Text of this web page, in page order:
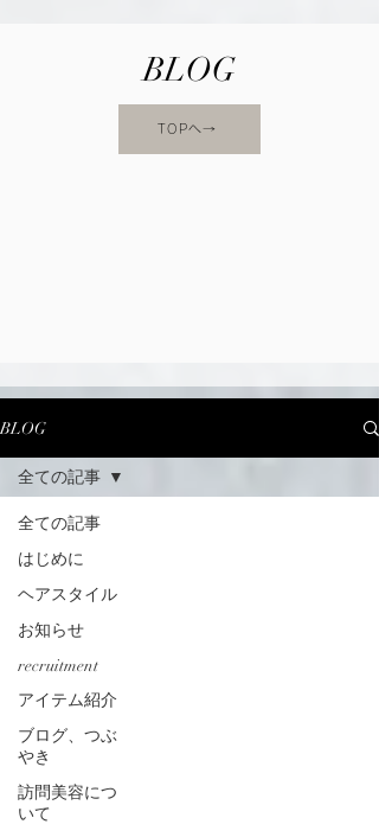
BLOG
TOPへ→
BLOG
全ての記事
はじめに
ヘアスタイル
お知らせ
recruitment
アイテム紹介
ブログ、つぶ
やき
訪問美容につ
いて
全ての記事